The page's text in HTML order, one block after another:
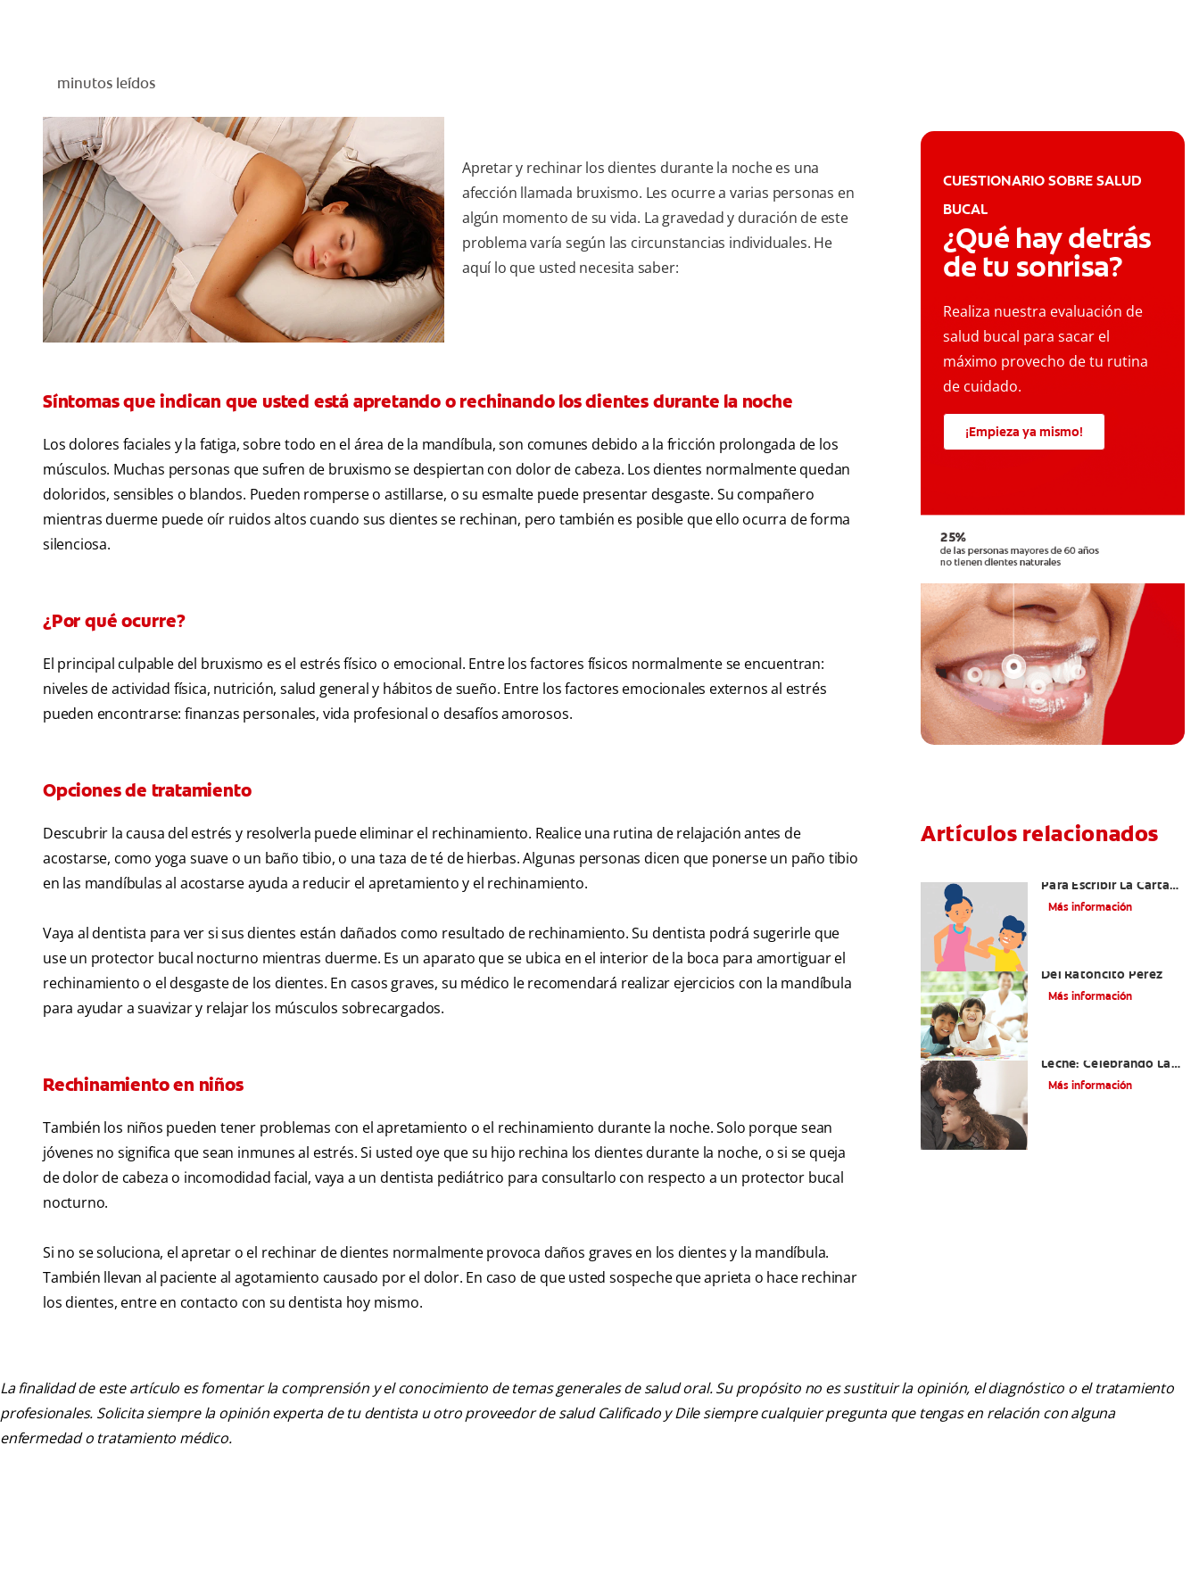
minutos leídos
Apretar y rechinar los dientes durante la noche es una
afección llamada bruxismo. Les ocurre a varias personas en
algún momento de su vida. La gravedad y duración de este
problema varía según las circunstancias individuales. He
aquí lo que usted necesita saber:
Síntomas que indican que usted está apretando o rechinando los dientes durante la noche
Los dolores faciales y la fatiga, sobre todo en el área de la mandíbula, son comunes debido a la fricción prolongada de los
músculos. Muchas personas que sufren de bruxismo se despiertan con dolor de cabeza. Los dientes normalmente quedan
doloridos, sensibles o blandos. Pueden romperse o astillarse, o su esmalte puede presentar desgaste. Su compañero
mientras duerme puede oír ruidos altos cuando sus dientes se rechinan, pero también es posible que ello ocurra de forma
silenciosa.
¿Por qué ocurre?
El principal culpable del bruxismo es el estrés físico o emocional. Entre los factores físicos normalmente se encuentran:
niveles de actividad física, nutrición, salud general y hábitos de sueño. Entre los factores emocionales externos al estrés
pueden encontrarse: finanzas personales, vida profesional o desafíos amorosos.
Opciones de tratamiento
Descubrir la causa del estrés y resolverla puede eliminar el rechinamiento. Realice una rutina de relajación antes de
acostarse, como yoga suave o un baño tibio, o una taza de té de hierbas. Algunas personas dicen que ponerse un paño tibio
en las mandíbulas al acostarse ayuda a reducir el apretamiento y el rechinamiento.
Vaya al dentista para ver si sus dientes están dañados como resultado de rechinamiento. Su dentista podrá sugerirle que
use un protector bucal nocturno mientras duerme. Es un aparato que se ubica en el interior de la boca para amortiguar el
rechinamiento o el desgaste de los dientes. En casos graves, su médico le recomendará realizar ejercicios con la mandíbula
para ayudar a suavizar y relajar los músculos sobrecargados.
Rechinamiento en niños
También los niños pueden tener problemas con el apretamiento o el rechinamiento durante la noche. Solo porque sean
jóvenes no significa que sean inmunes al estrés. Si usted oye que su hijo rechina los dientes durante la noche, o si se queja
de dolor de cabeza o incomodidad facial, vaya a un dentista pediátrico para consultarlo con respecto a un protector bucal
nocturno.
Si no se soluciona, el apretar o el rechinar de dientes normalmente provoca daños graves en los dientes y la mandíbula.
También llevan al paciente al agotamiento causado por el dolor. En caso de que usted sospeche que aprieta o hace rechinar
los dientes, entre en contacto con su dentista hoy mismo.
CUESTIONARIO SOBRE SALUD
BUCAL
¿Qué hay detrás
de tu sonrisa?
Realiza nuestra evaluación de
salud bucal para sacar el
máximo provecho de tu rutina
de cuidado.
¡Empieza ya mismo!
Artículos relacionados
Para Escribir La Carta
Al Ratón Pérez Y
Más información
Del Ratoncito Pérez
Más información
Leche: Celebrando La
Última Visita Del
Más información
La finalidad de este artículo es fomentar la comprensión y el conocimiento de temas generales de salud oral. Su propósito no es sustituir la opinión, el diagnóstico o el tratamiento
profesionales. Solicita siempre la opinión experta de tu dentista u otro proveedor de salud Calificado y Dile siempre cualquier pregunta que tengas en relación con alguna
enfermedad o tratamiento médico.